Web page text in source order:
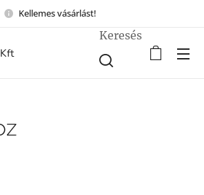
Kellemes vásárlást!
Keresés